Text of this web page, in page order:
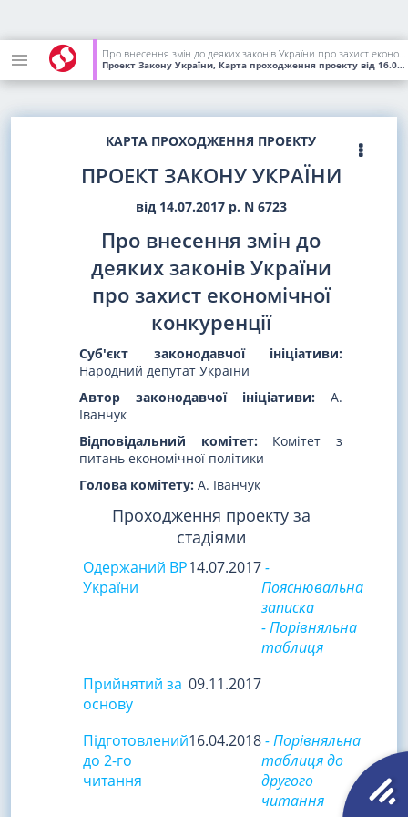
Про внесення змін до деяких законів України про захист економічної конкуренції
Проект Закону України, Карта проходження проекту від 16.04.2018
КАРТА ПРОХОДЖЕННЯ ПРОЕКТУ
ПРОЕКТ ЗАКОНУ УКРАЇНИ
від 14.07.2017 р. N 6723
Про внесення змін до
деяких законів України
про захист економічної
конкуренції
Суб'єкт законодавчої ініціативи:
Народний депутат України
Автор законодавчої ініціативи: А.
Іванчук
Відповідальний комітет:Комітет з
питань економічної політики
Голова комітету: А. Іванчук
Проходження проекту за
стадіями
Одержаний ВР
України
14.07.2017-
Пояснювальна
записка
- Порівняльна
таблиця
Прийнятий за
основу
09.11.2017
Підготовлений
до 2-го
читання
16.04.2018- Порівняльна
таблиця до
другого
читання